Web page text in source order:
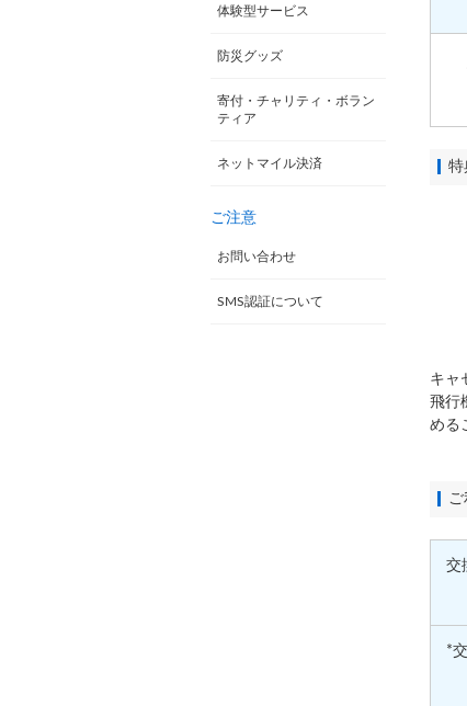
体験型サービス
防災グッズ
寄付・チャリティ・ボラン
ティア
ネットマイル決済
ご注意
お問い合わせ
SMS認証について
特
キャ
飛行
める
ご
交
*